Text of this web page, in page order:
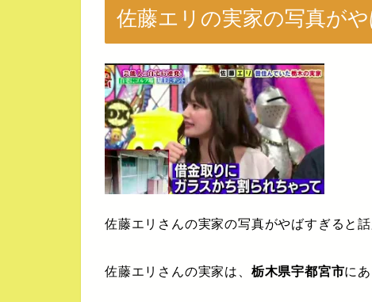
佐藤エリの実家の写真が
佐藤エリさんの実家の写真がやばすぎると話
佐藤エリさんの実家は、 栃木県宇都宮市にあ